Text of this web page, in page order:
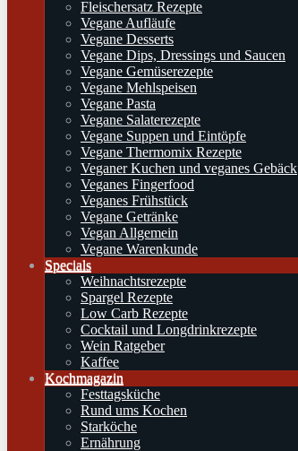
Fleischersatz Rezepte
Vegane Aufläufe
Vegane Desserts
Vegane Dips, Dressings und Saucen
Vegane Gemüserezepte
Vegane Mehlspeisen
Vegane Pasta
Vegane Salaterezepte
Vegane Suppen und Eintöpfe
Vegane Thermomix Rezepte
Veganer Kuchen und veganes Gebäck
Veganes Fingerfood
Veganes Frühstück
Vegane Getränke
Vegan Allgemein
Vegane Warenkunde
Specials
Weihnachtsrezepte
Spargel Rezepte
Low Carb Rezepte
Cocktail und Longdrinkrezepte
Wein Ratgeber
Kaffee
Kochmagazin
Festtagsküche
Rund ums Kochen
Starköche
Ernährung